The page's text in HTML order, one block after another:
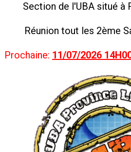
Section de l'UBA situé à
Réunion tout les 2ème
Prochaine: 11/07/2026